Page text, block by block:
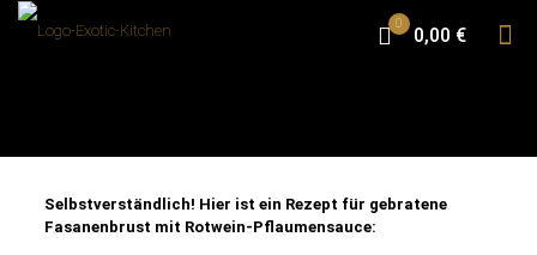
0
0,00 €
Selbstverständlich! Hier ist ein Rezept für gebratene
Fasanenbrust mit Rotwein-Pflaumensauce: